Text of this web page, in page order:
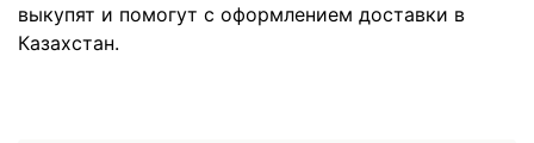
выкупят и помогут с оформлением доставки в
Казахстан.